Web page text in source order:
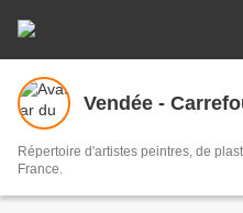
Vendée -
Répertoire d'artistes peintres, de
France.